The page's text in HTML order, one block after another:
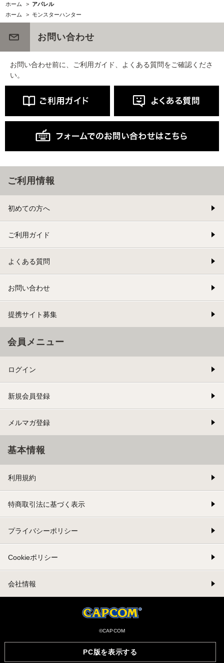
ホーム > アパレル
ホーム
> モンスターハンター
PC版を表示する
お問い合わせ
お問い合わせ前に、ご利用ガイド、よくある質問をご確認くださ
い。
ご利用情報
初めての方へ
ご利用ガイド
よくある質問
お問い合わせ
提携サイト募集
会員メニュー
ログイン
新規会員登録
メルマガ登録
基本情報
利用規約
特商取引法に基づく表示
プライバシーポリシー
Cookieポリシー
会社情報
©CAPCOM